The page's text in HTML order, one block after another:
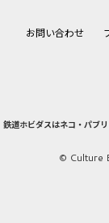
お問い合わせ
鉄道ホビダスはネコ・パブ
© Culture